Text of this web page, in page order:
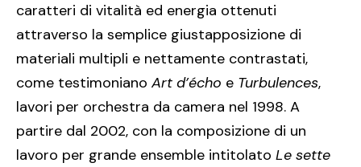
caratteri di vitalità ed energia ottenuti
attraverso la semplice giustapposizione di
materiali multipli e nettamente contrastati,
come testimoniano Art d’écho e Turbulences,
lavori per orchestra da camera nel 1998. A
partire dal 2002, con la composizione di un
lavoro per grande ensemble intitolato Le sette